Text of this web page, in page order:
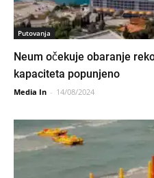
Putovanja
Neum očekuje obaranje
kapaciteta popunjeno
Media In - 14/08/2024